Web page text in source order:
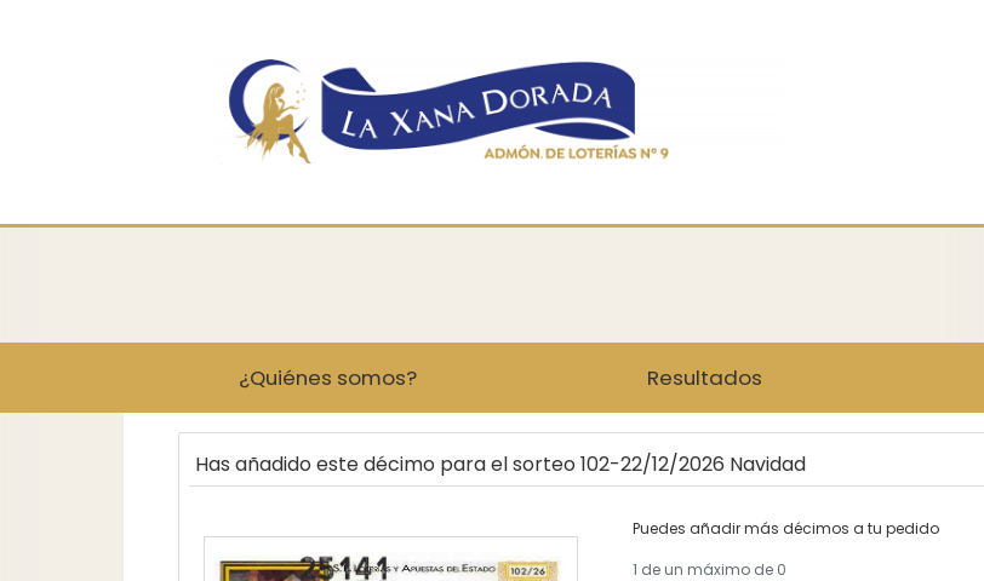
¿Quiénes somos? Resultados
Has añadido este décimo para el sorteo 102-22/12/2026 Navidad
Puedes añadir más décimos a tu pedido
1 de un máximo de 0